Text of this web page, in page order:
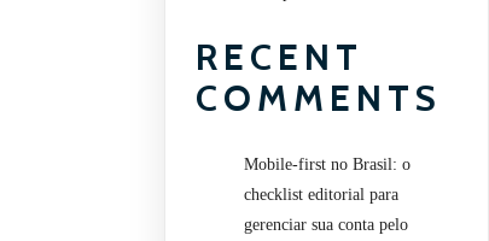
RECENT
COMMENTS
Mobile-first no Brasil: o
checklist editorial para
gerenciar sua conta pelo